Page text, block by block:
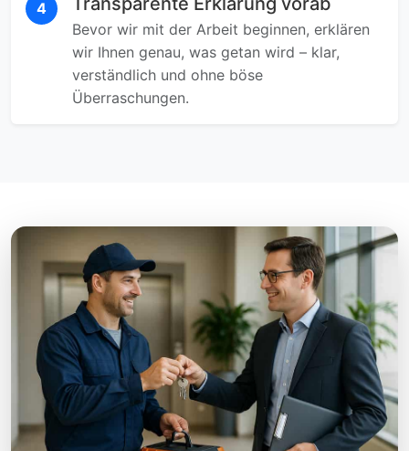
4
Bevor wir mit der Arbeit beginnen, erklären
wir Ihnen genau, was getan wird – klar,
verständlich und ohne böse
Überraschungen.